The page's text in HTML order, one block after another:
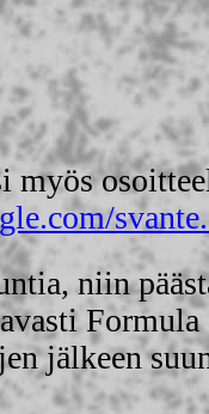
myös
niin
jälkeen